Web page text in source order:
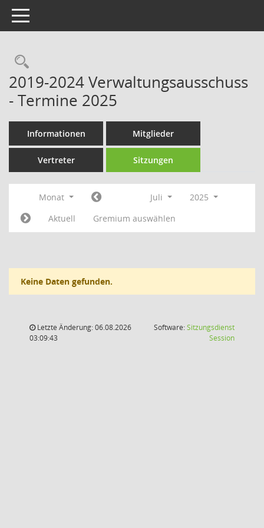
Toggle navigation
Rechercheauswahl
2019-2024 Verwaltungsausschuss
- Termine 2025
Informationen Mitglieder
Vertreter Sitzungen
Monat Juli
2025
Aktuell
Gremium auswählen
Keine Daten gefunden.
Letzte Änderung: 06.08.2026
03:09:43
Software:Sitzungsdienst
Session(Wird in